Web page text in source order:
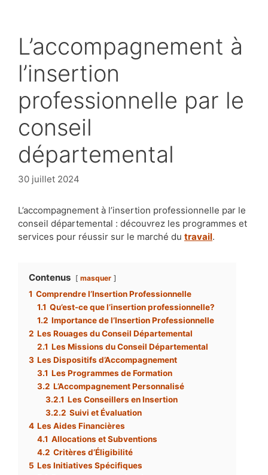
L’accompagnement à
l’insertion
professionnelle par le
conseil
départemental
30 juillet 2024
L’accompagnement à l’insertion professionnelle par le
conseil départemental : découvrez les programmes et
services pour réussir sur le marché du travail.
Contenus masquer
1 Comprendre l’Insertion Professionnelle
1.1 Qu’est-ce que l’insertion professionnelle?
1.2 Importance de l’Insertion Professionnelle
2 Les Rouages du Conseil Départemental
2.1 Les Missions du Conseil Départemental
3 Les Dispositifs d’Accompagnement
3.1 Les Programmes de Formation
3.2 L’Accompagnement Personnalisé
3.2.1 Les Conseillers en Insertion
3.2.2 Suivi et Évaluation
4 Les Aides Financières
4.1 Allocations et Subventions
4.2 Critères d’Éligibilité
5 Les Initiatives Spécifiques